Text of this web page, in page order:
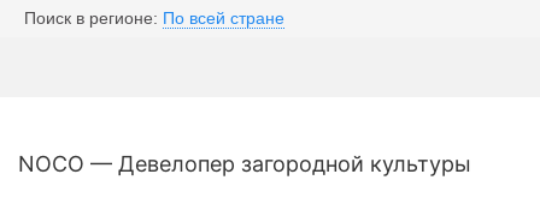
Поиск в регионе: По всей стране
NOCO — Девелопер загородной культуры